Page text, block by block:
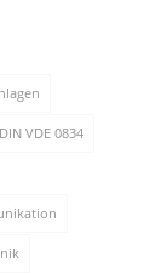
DIN VDE 0834